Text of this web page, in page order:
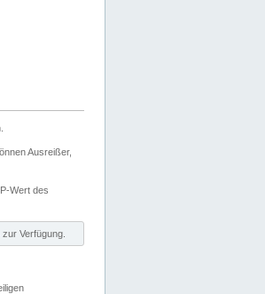
Ausreißer,
Wert des
zur Verfügung.